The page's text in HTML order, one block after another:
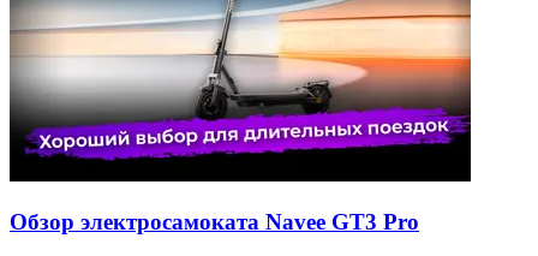
Обзор электросамоката Navee GT3 Pro